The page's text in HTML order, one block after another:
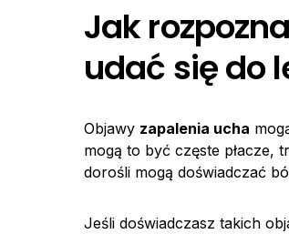
Jak
udać się do
Objawy zapalenia ucha
mogą to być częste płacze,
dorośli mogą doświadczać
Jeśli doświadczasz takich